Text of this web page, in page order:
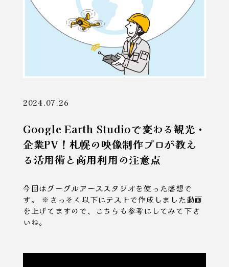
2024.07.26
Google Earth Studioで変わる観光・
企業PV！札幌の映像制作プロが教え
る活用術と商用利用の注意点
今回はグーグルアーススタジオを使った感想で
す。 ※さっそく以下にテストで作成しました動画
を上げてますので、こちらも参考にしてみて下さ
いね。